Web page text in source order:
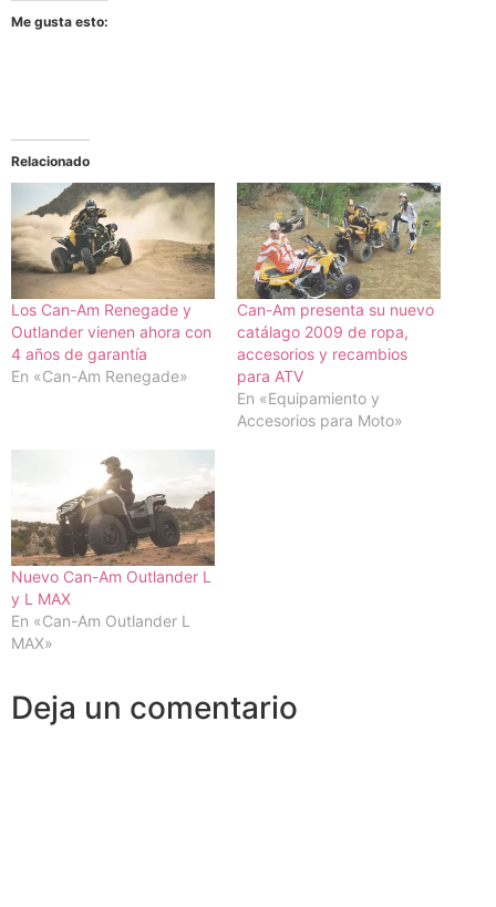
Me gusta esto:
Relacionado
Los Can-Am Renegade y
Outlander vienen ahora con
4 años de garantía
En «Can-Am Renegade»
Can-Am presenta su nuevo
catálago 2009 de ropa,
accesorios y recambios
para ATV
En «Equipamiento y
Accesorios para Moto»
Nuevo Can-Am Outlander L
y L MAX
En «Can-Am Outlander L
MAX»
Deja un comentario